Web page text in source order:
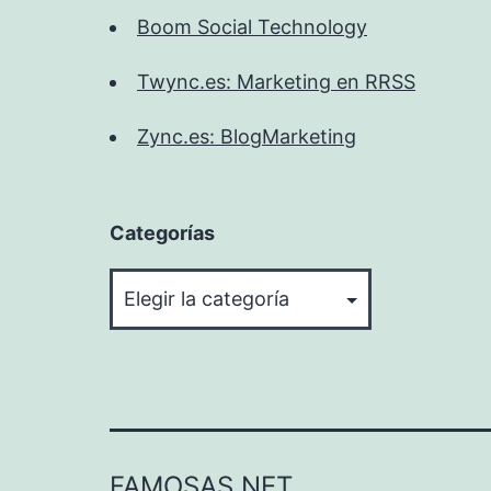
Boom Social Technology
Twync.es: Marketing en RRSS
Zync.es: BlogMarketing
Categorías